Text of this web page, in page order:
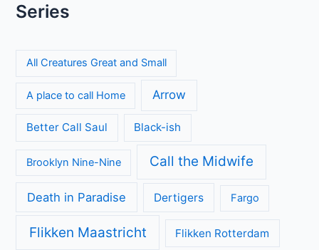
Series
All Creatures Great and Small
A place to call Home Arrow
Better Call Saul Black-ish
Brooklyn Nine-Nine Call the Midwife
Death in Paradise Dertigers Fargo
Flikken Maastricht Flikken Rotterdam